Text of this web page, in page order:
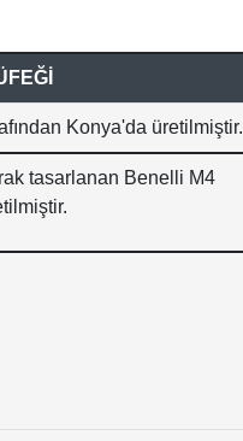
Konya'da üretilmiştir.
tasarlanan Benelli M4